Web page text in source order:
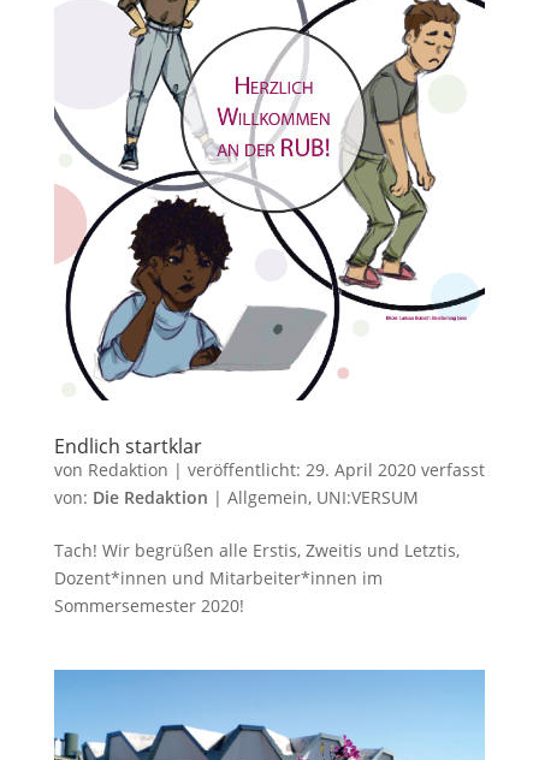
Endlich startklar
von Redaktion | veröffentlicht: 29. April 2020verfasst
von: Die Redaktion | Allgemein, UNI:VERSUM
Tach! Wir begrüßen alle Erstis, Zweitis und Letztis,
Dozent*innen und Mitarbeiter*innen im
Sommersemester 2020!